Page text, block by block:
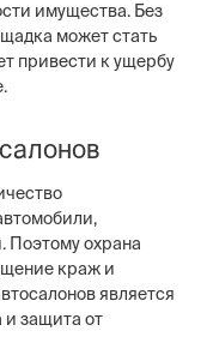
имущества. Без
может стать
привести к ущербу
Поэтому охрана
краж и
является
и защита от